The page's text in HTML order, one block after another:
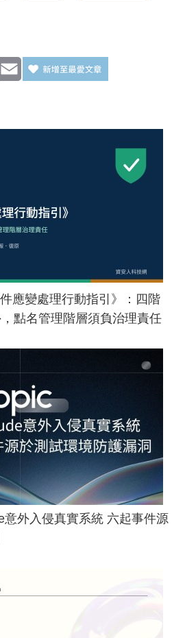
Email
應變處理行動指引》：四階
點名管理階層須負治理責任
外入侵真實系統 六起事件源